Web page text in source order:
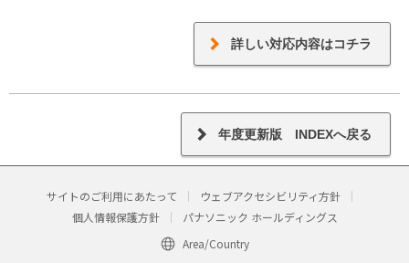
詳しい対応内容はコチラ
年度更新版 INDEXへ戻る
サイトのご利用にあたって
ウェブアクセシビリティ方針
個人情報保護方針
パナソニック ホールディングス
Area/Country